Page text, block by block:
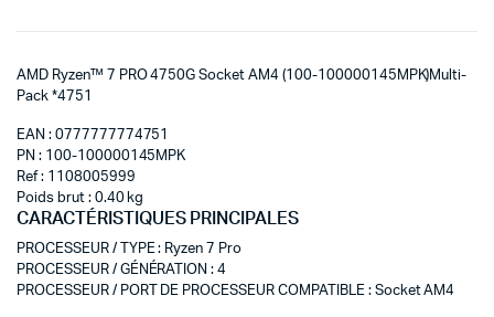
AMD Ryzen™ 7 PRO 4750G Socket AM4 (100-100000145MPK)Multi-
Pack *4751
EAN : 0777777774751
PN : 100-100000145MPK
Ref : 1108005999
Poids brut : 0.40 kg
CARACTÉRISTIQUES PRINCIPALES
PROCESSEUR / TYPE: Ryzen 7 Pro
PROCESSEUR / GÉNÉRATION :4
PROCESSEUR / PORT DE PROCESSEUR COMPATIBLE: Socket AM4